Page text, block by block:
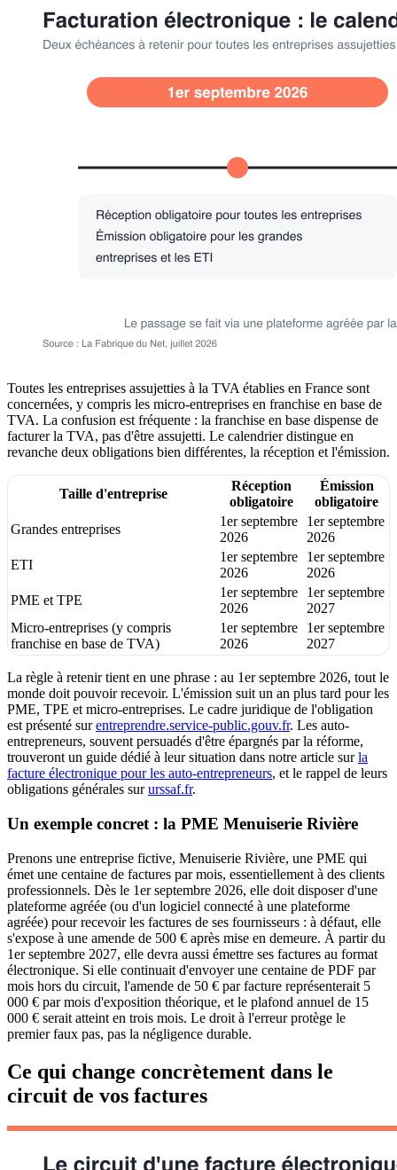
Toutes les entreprises assujetties à la TVA établies en France sont
concernées, y compris les micro-entreprises en franchise en base de
TVA. La confusion est fréquente : la franchise en base dispense de
facturer la TVA, pas d'être assujetti. Le calendrier distingue en
revanche deux obligations bien différentes, la réception et l'émission.
Taille d'entreprise
Réception
obligatoire
Émission
obligatoire
Grandes entreprises
1er septembre
2026
1er septembre
2026
ETI
1er septembre
2026
1er septembre
2026
PME et TPE
1er septembre
2026
1er septembre
2027
Micro-entreprises (y compris
franchise en base de TVA)
1er septembre
2026
1er septembre
2027
La règle à retenir tient en une phrase : au 1er septembre 2026, tout le
monde doit pouvoir recevoir. L'émission suit un an plus tard pour les
PME, TPE et micro-entreprises. Le cadre juridique de l'obligation
est présenté surentreprendre.service-public.gouv.fr. Les auto-
entrepreneurs, souvent persuadés d'être épargnés par la réforme,
trouveront un guide dédié à leur situation dans notre article surla
facture électronique pour les auto-entrepreneurs, et le rappel de leurs
obligations générales sururssaf.fr.
Un exemple concret : la PME Menuiserie Rivière
Prenons une entreprise fictive, Menuiserie Rivière, une PME qui
émet une centaine de factures par mois, essentiellement à des clients
professionnels. Dès le 1er septembre 2026, elle doit disposer d'une
plateforme agréée (ou d'un logiciel connecté à une plateforme
agréée) pour recevoir les factures de ses fournisseurs : à défaut, elle
s'expose à une amende de 500 € après mise en demeure. À partir du
1er septembre 2027, elle devra aussi émettre ses factures au format
électronique. Si elle continuait d'envoyer une centaine de PDF par
mois hors du circuit, l'amende de 50 € par facture représenterait 5
000 € par mois d'exposition théorique, et le plafond annuel de 15
000 € serait atteint en trois mois. Le droit à l'erreur protège le
premier faux pas, pas la négligence durable.
Ce qui change concrètement dans le
circuit de vos factures